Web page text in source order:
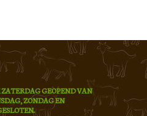
GEOPEND VAN
ZONDAG EN